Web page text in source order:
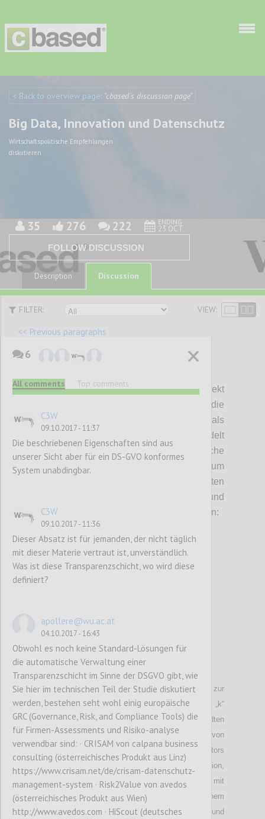
Discuto
Discuto
< Back to overview page: "cbased´s discussion page"
Big Data, Innovation und Datenschutz
Wirtschaftspolitische Empfehlungen
diskutieren
35 276 222 ENDING
23 OCT
FOLLOW DISCUSSION
Description Discussion
FILTER: VIEW:
<< Previous paragraphs
Basierend auf den in diesem Projekt
durchgeführten Analysen haben sich die
untenstehenden Forschungsfragen als
wesentlich herauskristallisiert. Dabei handelt
es sich nicht nur um rein technische
Fragestellungen, sondern vor allem um
Fragen, die einen integrierten
Forschungsansatz zwischen technischen und
rechtswissenschaftlichen Experten erfordern:
P37
Die Wahl der konkreten Sicherheitsparameter zur
Anonymisierung, speziell des Sicherheitsfaktors „k“
im Rahmen von k-anonymity oder verwandten
Verfahren. Das gleiche gilt auch für den Einsatz von
Differential Privacy, hier ist die Wahl des Faktors
Epsilon zu klären. Im Fall von Datenperturbation,
d.h. der Verschneidung von Echtdatensätzen mit
synthetischen Daten, ist zu klären, ab welchem
Verhältnis zwischen Echtdaten und
6
All comments Top comments
C3W
09.10.2017 - 11:37
Die beschriebenen Eigenschaften sind aus
unserer Sicht aber für ein DS-GVO konformes
System unabdingbar.
C3W
09.10.2017 - 11:36
Dieser Absatz ist für jemanden, der nicht täglich
mit dieser Materie vertraut ist, unverständlich.
Was ist diese Transparenzschicht, wo wird diese
definiert?
apollere@wu.ac.at
04.10.2017 - 16:43
Obwohl es noch keine Standard-Lösungen für
die automatische Verwaltung einer
Transparenzschicht im Sinne der DSGVO gibt, wie
Sie hier im technischen Teil der Studie diskutiert
werden, bestehen seht wohl einig europäische
GRC (Governance, Risk, and Compliance Tools) die
für Firmen-Assessments und Risiko-analyse
verwendbar sind: · CRISAM von calpana business
consulting (österreichisches Produkt aus Linz)
https://www.crisam.net/de/crisam-datenschutz-
management-system · Risk2Value von avedos
(österreichisches Produkt aus Wien)
http://www.avedos.com · HiScout (deutsches